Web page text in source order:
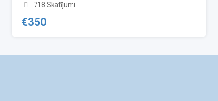
718 Skatījumi
€350